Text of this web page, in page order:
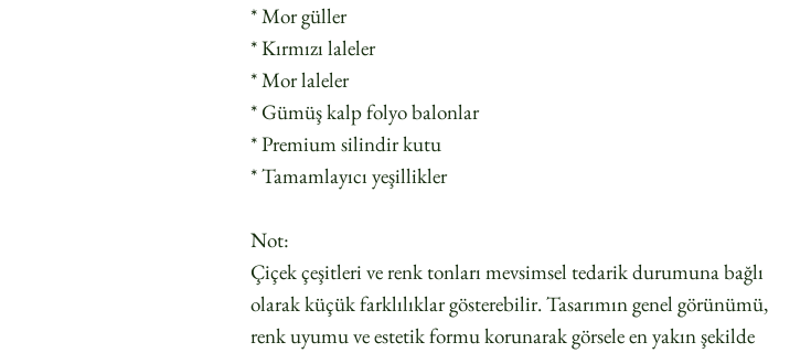
* Mor güller
* Kırmızı laleler
* Mor laleler
* Gümüş kalp folyo balonlar
* Premium silindir kutu
* Tamamlayıcı yeşillikler
Not:
Çiçek çeşitleri ve renk tonları mevsimsel tedarik durumuna bağlı
olarak küçük farklılıklar gösterebilir. Tasarımın genel görünümü,
renk uyumu ve estetik formu korunarak görsele en yakın şekilde